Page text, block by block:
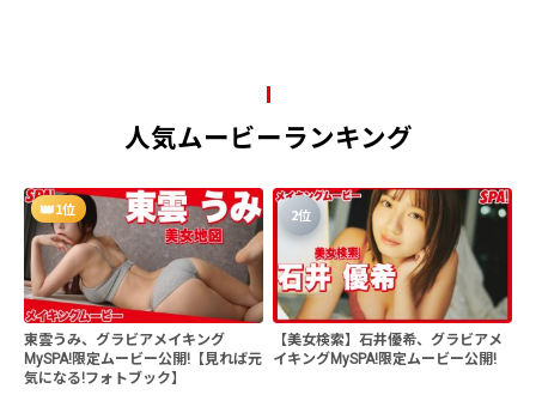
人気ムービーランキング
1位
東雲うみ、グラビアメイキング
MySPA!限定ムービー公開!【見れば元
気になる!フォトブック】
2位
【美女検索】石井優希、グラビアメ
イキングMySPA!限定ムービー公開!